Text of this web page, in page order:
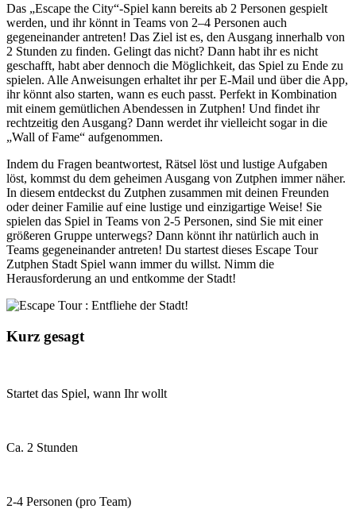
Das „Escape the City“-Spiel kann bereits ab 2 Personen gespielt
werden, und ihr könnt in Teams von 2–4 Personen auch
gegeneinander antreten! Das Ziel ist es, den Ausgang innerhalb von
2 Stunden zu finden. Gelingt das nicht? Dann habt ihr es nicht
geschafft, habt aber dennoch die Möglichkeit, das Spiel zu Ende zu
spielen. Alle Anweisungen erhaltet ihr per E-Mail und über die App,
ihr könnt also starten, wann es euch passt. Perfekt in Kombination
mit einem gemütlichen Abendessen in Zutphen! Und findet ihr
rechtzeitig den Ausgang? Dann werdet ihr vielleicht sogar in die
„Wall of Fame“ aufgenommen.
Indem du Fragen beantwortest, Rätsel löst und lustige Aufgaben
löst, kommst du dem geheimen Ausgang von Zutphen immer näher.
In diesem entdeckst du Zutphen zusammen mit deinen Freunden
oder deiner Familie auf eine lustige und einzigartige Weise! Sie
spielen das Spiel in Teams von 2-5 Personen, sind Sie mit einer
größeren Gruppe unterwegs? Dann könnt ihr natürlich auch in
Teams gegeneinander antreten! Du startest dieses Escape Tour
Zutphen Stadt Spiel wann immer du willst. Nimm die
Herausforderung an und entkomme der Stadt!
Kurz gesagt
Startet das Spiel, wann Ihr wollt
Ca. 2 Stunden
2-4 Personen (pro Team)